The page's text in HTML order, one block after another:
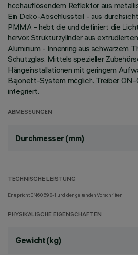
hochauflösendem Reflektor aus
Ein Deko-Abschlussteil - aus
PMMA - hebt die und definiert die
hervor. Strukturzylinder aus
Aluminium - Innenring aus schwarzem
Schutzglas. Mittels spezieller
Hängeinstallationen mit geringem
Bajonett-System möglich. Treiber ON-
integriert.
ABMESSUNGEN
Durchmesser (mm)
TECHNISCHE LEISTUNG
Entspricht EN60598-1 und den geltenden Vorschriften.
PHYSIKALISCHE EIGENSCHAFTEN
Gewicht (kg)